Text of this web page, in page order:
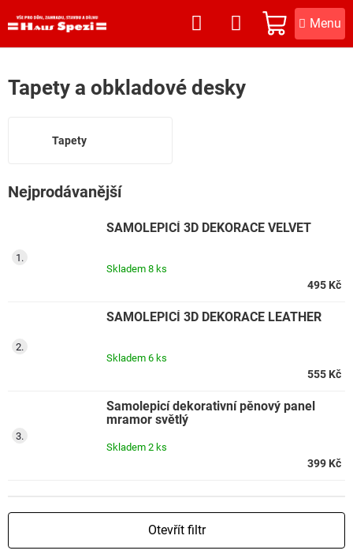
na
NÁKUPNÍ
KOŠÍK
Tapety a obkladové desky
Tapety
Nejprodávanější
SAMOLEPICÍ 3D DEKORACE VELVET
Skladem 8 ks
495 Kč
SAMOLEPICÍ 3D DEKORACE LEATHER
Skladem 6 ks
555 Kč
Samolepicí dekorativní pěnový panel
mramor světlý
Skladem 2 ks
399 Kč
Otevřít filtr